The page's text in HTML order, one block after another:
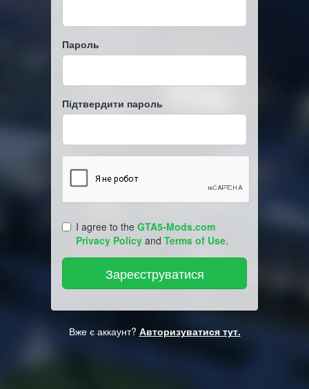
Пароль
Підтвердити пароль
I agree to the GTA5-Mods.com
Privacy Policy and Terms of Use.
Вже є аккаунт? Авторизуватися тут.